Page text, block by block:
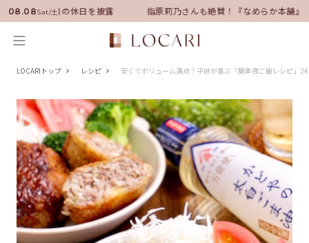
08.08Sat/土
任！いい男の休日を披露 指原莉乃さんも絶賛！『なめらか本舗』保
LOCARIトップ レシピ 安くてボリューム満点！子供が喜ぶ「簡単夜ご飯レシピ」